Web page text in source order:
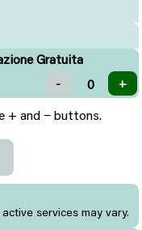
Gratuita
+ and − buttons.
services may vary.